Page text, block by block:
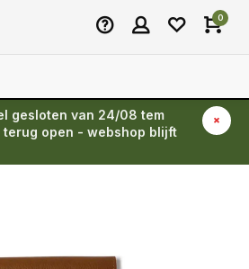
0
gesloten van 24/08 tem
open - webshop blijft